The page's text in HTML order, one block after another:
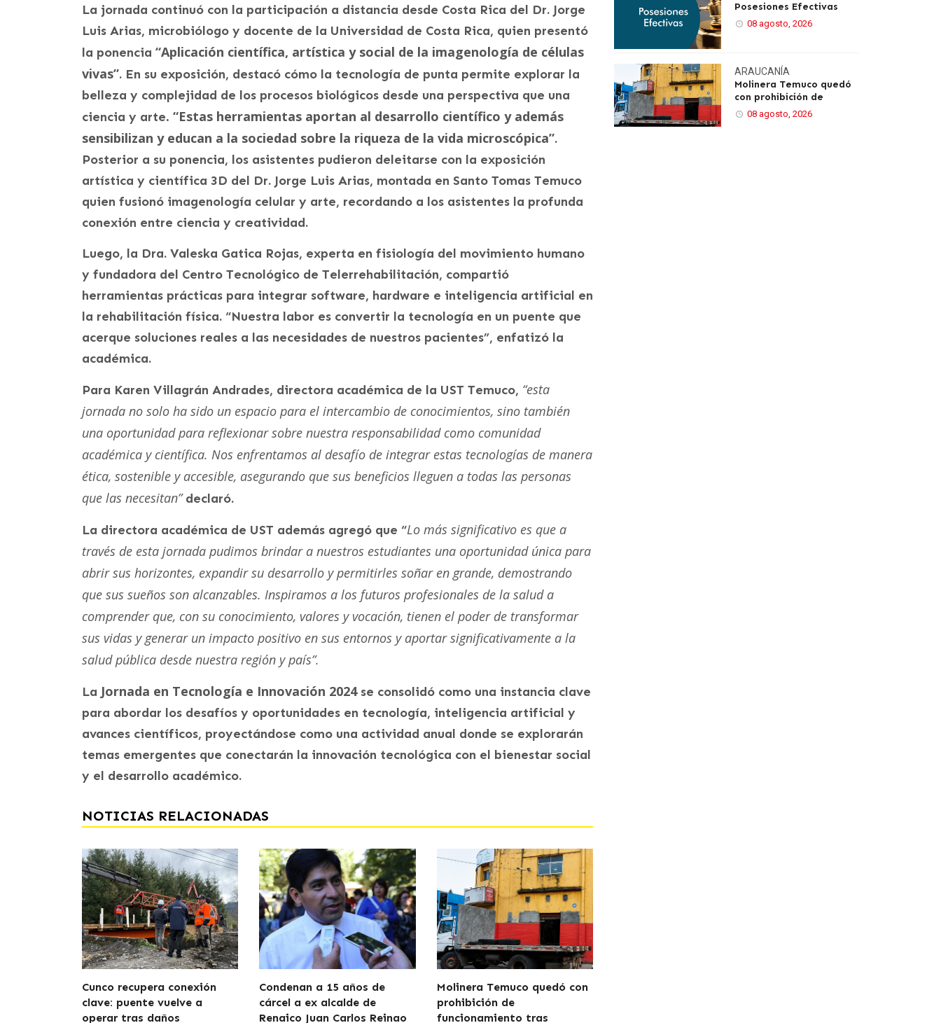
La jornada continuó con la participación a distancia desde Costa Rica del Dr. Jorge
Luis Arias, microbiólogo y docente de la Universidad de Costa Rica, quien presentó
la ponencia “Aplicación científica, artística y social de la imagenología de células
vivas”. En su exposición, destacó cómo la tecnología de punta permite explorar la
belleza y complejidad de los procesos biológicos desde una perspectiva que una
ciencia y arte. “Estas herramientas aportan al desarrollo científico y además
sensibilizan y educan a la sociedad sobre la riqueza de la vida microscópica”.
Posterior a su ponencia, los asistentes pudieron deleitarse con la exposición
artística y científica 3D del Dr. Jorge Luis Arias, montada en Santo Tomas Temuco
quien fusionó imagenología celular y arte, recordando a los asistentes la profunda
conexión entre ciencia y creatividad.
Luego, la Dra. Valeska Gatica Rojas, experta en fisiología del movimiento humano
y fundadora del Centro Tecnológico de Telerrehabilitación, compartió
herramientas prácticas para integrar software, hardware e inteligencia artificial en
la rehabilitación física. “Nuestra labor es convertir la tecnología en un puente que
acerque soluciones reales a las necesidades de nuestros pacientes”, enfatizó la
académica.
Para Karen Villagrán Andrades, directora académica de la UST Temuco, “esta
jornada no solo ha sido un espacio para el intercambio de conocimientos, sino también
una oportunidad para reflexionar sobre nuestra responsabilidad como comunidad
académica y científica. Nos enfrentamos al desafío de integrar estas tecnologías de manera
ética, sostenible y accesible, asegurando que sus beneficios lleguen a todas las personas
que las necesitan”declaró.
La directora académica de UST además agregó que “Lo más significativo es que a
través de esta jornada pudimos brindar a nuestros estudiantes una oportunidad única para
abrir sus horizontes, expandir su desarrollo y permitirles soñar en grande, demostrando
que sus sueños son alcanzables. Inspiramos a los futuros profesionales de la salud a
comprender que, con su conocimiento, valores y vocación, tienen el poder de transformar
sus vidas y generar un impacto positivo en sus entornos y aportar significativamente a la
salud pública desde nuestra región y país”.
La Jornada en Tecnología e Innovación 2024se consolidó como una instancia clave
para abordar los desafíos y oportunidades en tecnología, inteligencia artificial y
avances científicos, proyectándose como una actividad anual donde se explorarán
temas emergentes que conectarán la innovación tecnológica con el bienestar social
y el desarrollo académico.
NOTICIAS RELACIONADAS
Cunco recupera conexión
clave: puente vuelve a
operar tras daños
Condenan a 15 años de
cárcel a ex alcalde de
Renaico Juan Carlos Reinao
Molinera Temuco quedó con
prohibición de
funcionamiento tras
Posesiones Efectivas
08 agosto, 2026
ARAUCANÍA
Molinera Temuco quedó
con prohibición de
08 agosto, 2026